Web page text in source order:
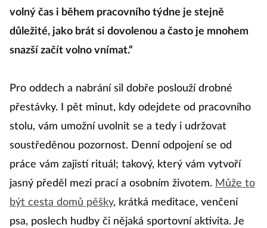
volný čas i během pracovního týdne je stejně
důležité, jako brát si dovolenou a často je mnohem
snazší začít volno vnímat.“
Pro oddech a nabrání sil dobře poslouží drobné
přestávky. I pět minut, kdy odejdete od pracovního
stolu, vám umožní uvolnit se a tedy i udržovat
soustředěnou pozornost. Denní odpojení se od
práce vám zajistí rituál; takový, který vám vytvoří
jasný předěl mezi prací a osobním životem. Může to
být cesta domů pěšky, krátká meditace, venčení
psa, poslech hudby či nějaká sportovní aktivita. Je